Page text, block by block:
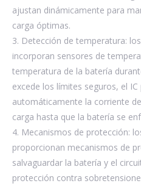
ajustan dinámicamente para
carga óptimas.
3. Detección de temperatura:
incorporan sensores de
temperatura de la batería
excede los límites seguros, el
automáticamente la corriente
carga hasta que la batería se
4. Mecanismos de protección:
proporcionan mecanismos de
salvaguardar la batería y el
protección contra